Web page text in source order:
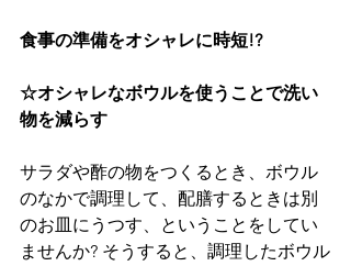
食事の準備をオシャレに時短!?
☆オシャレなボウルを使うことで洗い
物を減らす
サラダや酢の物をつくるとき、ボウル
のなかで調理して、配膳するときは別
のお皿にうつす、ということをしてい
ませんか? そうすると、調理したボウル